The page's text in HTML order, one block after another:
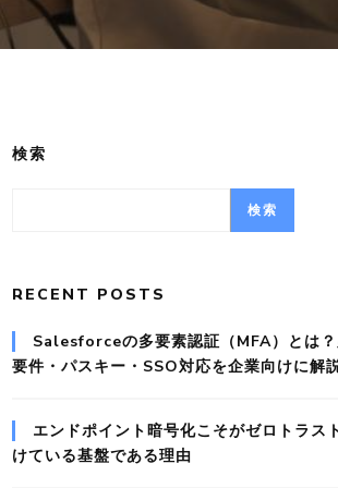
検索
検索
RECENT POSTS
Salesforceの多要素認証（MFA）とは
要件・パスキー・SSO対応を企業向けに解
エンドポイント暗号化こそがゼロトラス
けている基盤である理由